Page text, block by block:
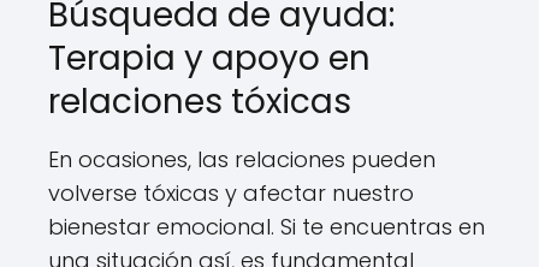
Búsqueda de ayuda:
Terapia y apoyo en
relaciones tóxicas
En ocasiones, las relaciones pueden
volverse tóxicas y afectar nuestro
bienestar emocional. Si te encuentras en
una situación así, es fundamental